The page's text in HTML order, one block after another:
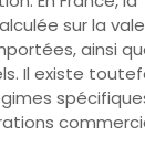
sur la
ainsi
Il existe